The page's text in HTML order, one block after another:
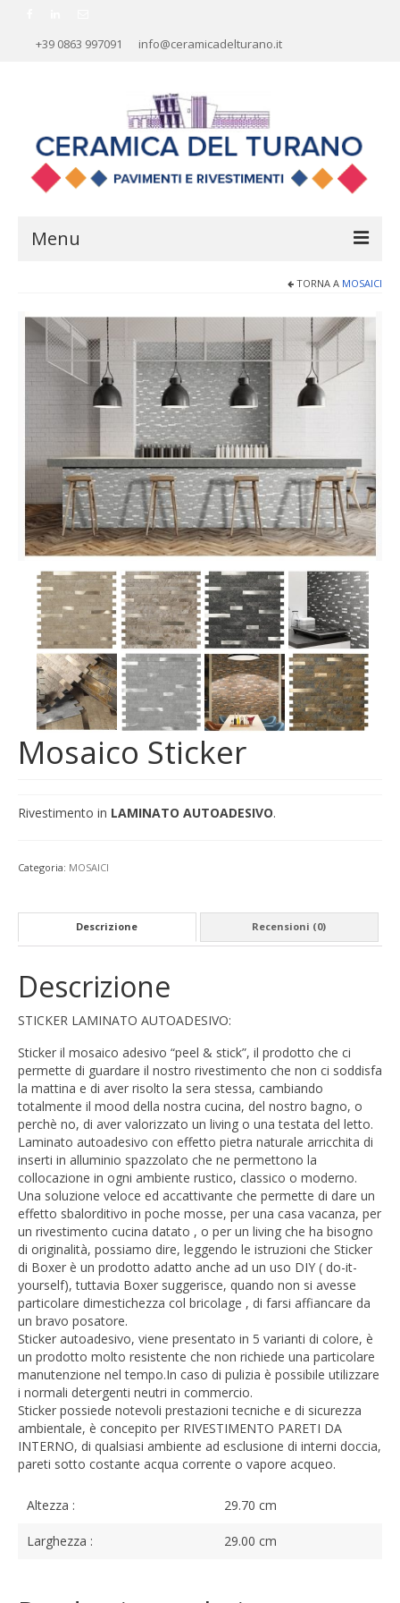
+39 0863 997091 info@ceramicadelturano.it
Menu
AZIENDA
RIVESTIMENTI
PAVIMENTI
MOSAICI
MOBILI BAGNO
ARREDO BAGNO
BOX DOCCIA
Sanitari
RUBINETTERIA
CAMINI E STUFE
CONTATTI
TORNA A MOSAICI
Mosaico Sticker
Rivestimento in LAMINATO AUTOADESIVO.
Categoria: MOSAICI
Descrizione Recensioni (0)
Descrizione
STICKER LAMINATO AUTOADESIVO:
Sticker il mosaico adesivo “peel & stick”, il prodotto che ci
permette di guardare il nostro rivestimento che non ci soddisfa
la mattina e di aver risolto la sera stessa, cambiando
totalmente il mood della nostra cucina, del nostro bagno, o
perchè no, di aver valorizzato un living o una testata del letto.
Laminato autoadesivo con effetto pietra naturale arricchita di
inserti in alluminio spazzolato che ne permettono la
collocazione in ogni ambiente rustico, classico o moderno.
Una soluzione veloce ed accattivante che permette di dare un
effetto sbalorditivo in poche mosse, per una casa vacanza, per
un rivestimento cucina datato , o per un living che ha bisogno
di originalità, possiamo dire, leggendo le istruzioni che Sticker
di Boxer è un prodotto adatto anche ad un uso DIY ( do-it-
yourself), tuttavia Boxer suggerisce, quando non si avesse
particolare dimestichezza col bricolage , di farsi affiancare da
un bravo posatore.
Sticker autoadesivo, viene presentato in 5 varianti di colore, è
un prodotto molto resistente che non richiede una particolare
manutenzione nel tempo.In caso di pulizia è possibile utilizzare
i normali detergenti neutri in commercio.
Sticker possiede notevoli prestazioni tecniche e di sicurezza
ambientale, è concepito per RIVESTIMENTO PARETI DA
INTERNO, di qualsiasi ambiente ad esclusione di interni doccia,
pareti sotto costante acqua corrente o vapore acqueo.
Altezza : 29.70 cm
Larghezza : 29.00 cm